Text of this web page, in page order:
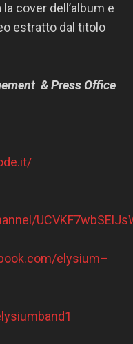
cover dell’album e
estratto dal titolo
& Press Office
elysium–